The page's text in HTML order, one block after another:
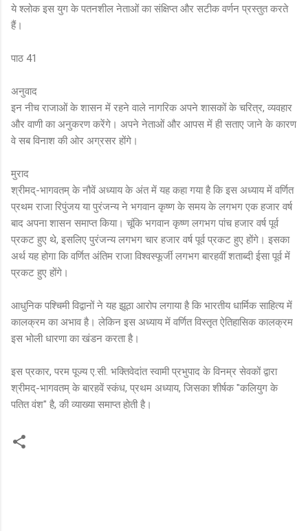
ये श्लोक इस युग के पतनशील नेताओं का संक्षिप्त और सटीक वर्णन प्रस्तुत करते
हैं।
पाठ 41
अनुवाद
इन नीच राजाओं के शासन में रहने वाले नागरिक अपने शासकों के चरित्र, व्यवहार
और वाणी का अनुकरण करेंगे। अपने नेताओं और आपस में ही सताए जाने के कारण
वे सब विनाश की ओर अग्रसर होंगे।
मुराद
श्रीमद्-भागवतम् के नौवें अध्याय के अंत में यह कहा गया है कि इस अध्याय में वर्णित
प्रथम राजा रिपुंजय या पुरंजन्य ने भगवान कृष्ण के समय के लगभग एक हजार वर्ष
बाद अपना शासन समाप्त किया। चूंकि भगवान कृष्ण लगभग पांच हजार वर्ष पूर्व
प्रकट हुए थे, इसलिए पुरंजन्य लगभग चार हजार वर्ष पूर्व प्रकट हुए होंगे। इसका
अर्थ यह होगा कि वर्णित अंतिम राजा विश्वस्फूर्जी लगभग बारहवीं शताब्दी ईसा पूर्व में
प्रकट हुए होंगे।
आधुनिक पश्चिमी विद्वानों ने यह झूठा आरोप लगाया है कि भारतीय धार्मिक साहित्य में
कालक्रम का अभाव है। लेकिन इस अध्याय में वर्णित विस्तृत ऐतिहासिक कालक्रम
इस भोली धारणा का खंडन करता है।
इस प्रकार, परम पूज्य ए.सी. भक्तिवेदांत स्वामी प्रभुपाद के विनम्र सेवकों द्वारा
श्रीमद्-भागवतम् के बारहवें स्कंध, प्रथम अध्याय, जिसका शीर्षक "कलियुग के
पतित वंश" है, की व्याख्या समाप्त होती है।